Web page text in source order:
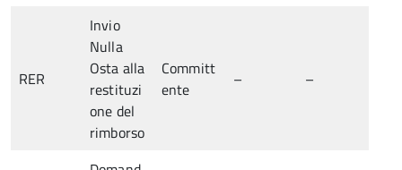
RER
Invio
Nulla
Osta alla
restituzi
one del
rimborso
Committ
ente
– –